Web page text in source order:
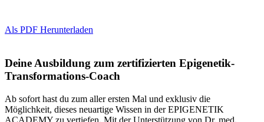
Als PDF Herunterladen
Deine Ausbildung zum zertifizierten Epigenetik-
Transformations-Coach
Ab sofort hast du zum aller ersten Mal und exklusiv die
Möglichkeit, dieses neuartige Wissen in der EPIGENETIK
ACADEMY zu vertiefen. Mit der Unterstützung von Dr. med.